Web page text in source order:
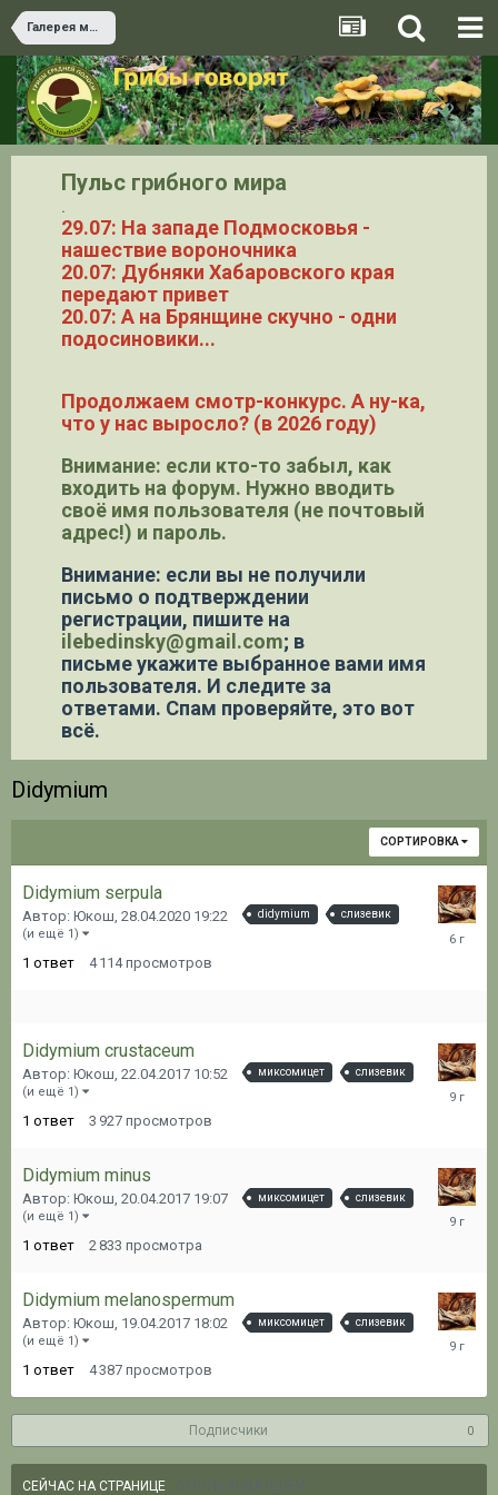
Галерея миксомицетов
Пульс грибного мира
.
29.07: На западе Подмосковья -
нашествие вороночника
20.07: Дубняки Хабаровского края
передают привет
20.07: А на Брянщине скучно - одни
подосиновики...
Продолжаем смотр-конкурс. А ну-ка,
что у нас выросло? (в 2026 году)
Внимание: если кто-то забыл, как
входить на форум. Нужно вводить
своё имя пользователя (не почтовый
адрес!) и пароль.
Внимание: если вы не получили
письмо о подтверждении
регистрации, пишите на
ilebedinsky@gmail.com; в
письме укажите выбранное вами имя
пользователя. И следите за
ответами. Спам проверяйте, это вот
всё.
Didymium
СОРТИРОВКА
Didymium serpula
Автор: Юкош, 28.04.2020 19:22 didymium слизевик
(и ещё 1)
1 ответ 4 114 просмотров
Didymium crustaceum
Автор: Юкош, 22.04.2017 10:52 миксомицет слизевик
(и ещё 1)
1 ответ 3 927 просмотров
Didymium minus
Автор: Юкош, 20.04.2017 19:07 миксомицет слизевик
(и ещё 1)
1 ответ 2 833 просмотра
Didymium melanospermum
Автор: Юкош, 19.04.2017 18:02 миксомицет слизевик
(и ещё 1)
1 ответ 4 387 просмотров
Подписчики 0
СЕЙЧАС НА СТРАНИЦЕ 0 ПОЛЬЗОВАТЕЛЕЙ